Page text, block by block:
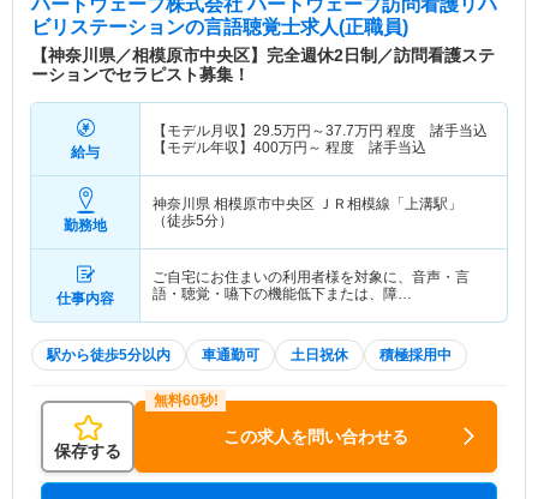
ハートウェーブ株式会社 ハートウェーブ訪問看護リハ
ビリステーションの言語聴覚士求人(正職員)
【神奈川県／相模原市中央区】完全週休2日制／訪問看護ステ
ーションでセラピスト募集！
給与
【モデル月収】 29.5万円～37.7万円 程度 諸手当込
【モデル年収】 400万円～ 程度 諸手当込
勤務地
神奈川県 相模原市中央区 ＪＲ相模線「上溝駅」
（徒歩5分）
仕事内容
ご自宅にお住まいの利用者様を対象に、音声・言
語・聴覚・嚥下の機能低下または、障…
駅から徒歩5分以内 車通勤可 土日祝休 積極採用中
保存する
この求人を問い合わせる